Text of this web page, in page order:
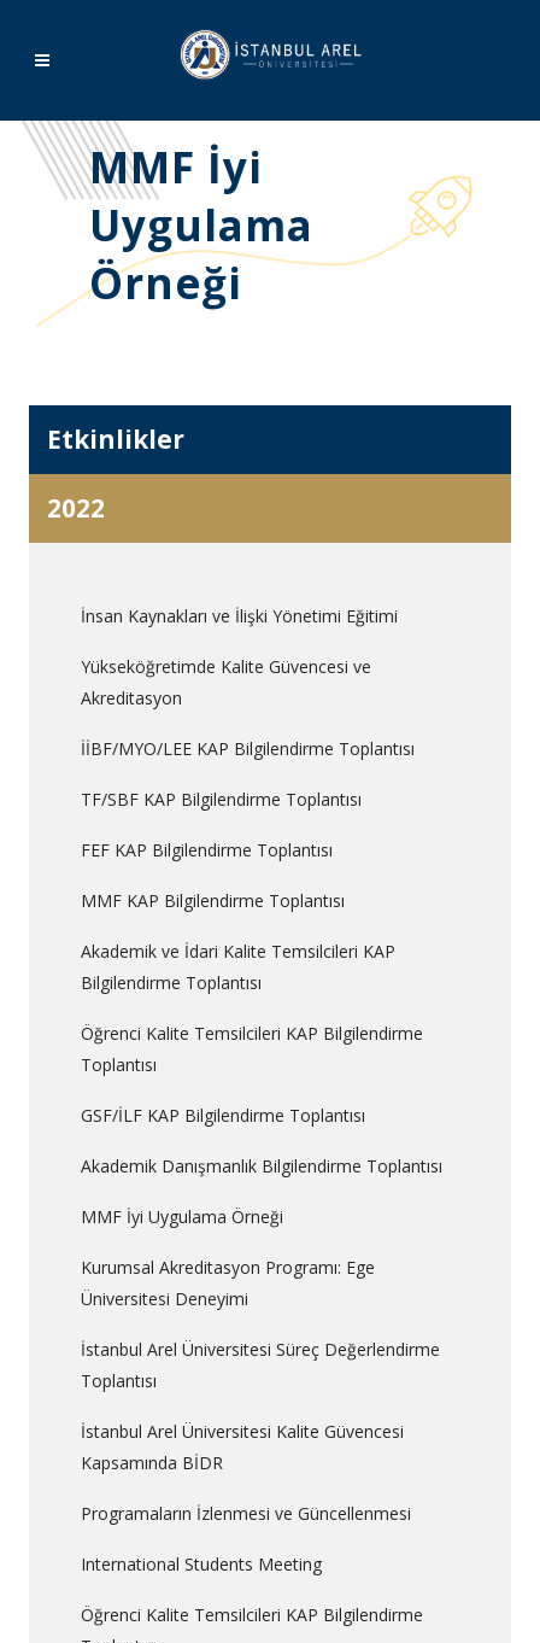
MMF İyi
Uygulama
Örneği
Etkinlikler
2022
İnsan Kaynakları ve İlişki Yönetimi Eğitimi
Yükseköğretimde Kalite Güvencesi ve
Akreditasyon
İİBF/MYO/LEE KAP Bilgilendirme Toplantısı
TF/SBF KAP Bilgilendirme Toplantısı
FEF KAP Bilgilendirme Toplantısı
MMF KAP Bilgilendirme Toplantısı
Akademik ve İdari Kalite Temsilcileri KAP
Bilgilendirme Toplantısı
Öğrenci Kalite Temsilcileri KAP Bilgilendirme
Toplantısı
GSF/İLF KAP Bilgilendirme Toplantısı
Akademik Danışmanlık Bilgilendirme Toplantısı
MMF İyi Uygulama Örneği
Kurumsal Akreditasyon Programı: Ege
Üniversitesi Deneyimi
İstanbul Arel Üniversitesi Süreç Değerlendirme
Toplantısı
İstanbul Arel Üniversitesi Kalite Güvencesi
Kapsamında BİDR
Programaların İzlenmesi ve Güncellenmesi
International Students Meeting
Öğrenci Kalite Temsilcileri KAP Bilgilendirme